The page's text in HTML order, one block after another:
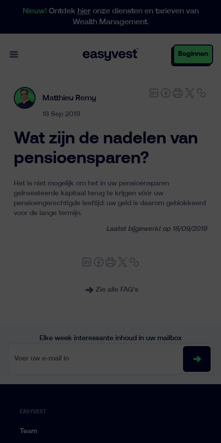
Nieuw! Ontdek hieronze diensten en tarieven van
Wealth Management.
Open main menu Beginnen
Particulieren
Business
Vermogensbeheer
en
Matthieu Remy
18 Sep 2019
Wat zijn de nadelen van
pensioensparen?
Het is niet mogelijk om het in uw pensioensparen
geïnvesteerde kapitaal terug te krijgen vóór uw
pensioengerechtigde leeftijd: uw geld is daarom geblokkeerd
voor de lange termijn.
Laatst bijgewerkt op 18/09/2019
Zie alle FAQ’s
Elke week interessante inhoud in uw mailbox
EASYVEST
Team